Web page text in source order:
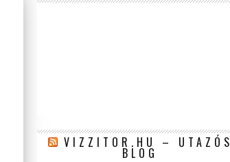
VIZZITOR.HU – UTAZÓS
BLOG